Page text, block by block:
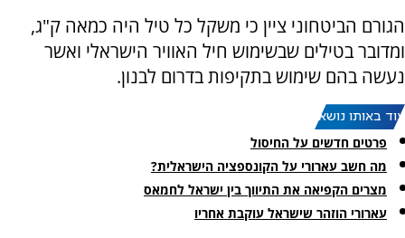
הגורם הביטחוני ציין כי משקל כל טיל היה כמאה ק"ג,
ומדובר בטילים שבשימוש חיל האוויר הישראלי ואשר
נעשה בהם שימוש בתקיפות בדרום לבנון.
עוד באותו נושא:
פרטים חדשים על החיסול
מה חשב עארורי על הקונספציה הישראלית?
מצרים הקפיאה את התיווך בין ישראל לחמאס
עארורי הוזהר שישראל עוקבת אחריו